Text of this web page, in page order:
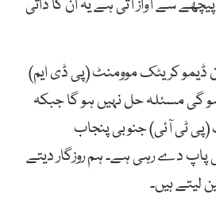
سے آواز آتی ہے یہ اُن کا ذاتی
ڈیمو کریٹک موومنٹ (پی ڈی ایم)
گی مسئلہ حل نہیں ہو گا جبکہ
ٹی آئی) جنوبی پنجاب
پاپ دے رہی ہے۔ ہم روزگار دیتے
لیتے ہیں۔